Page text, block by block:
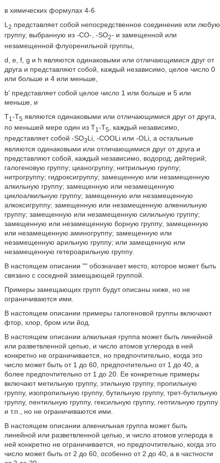
в химических формулах 4-6
L 2 представляет собой непосредственное соединение или любую
группу, выбранную из -СО-, -SО2- и замещенной или
незамещенной флуоренильной группы,
d, e, f, g и h являются одинаковыми или отличающимися друг от
друга и представляют собой, каждый независимо, целое число 0
или больше и 4 или меньше,
b' представляет собой целое число 1 или больше и 5 или
меньше, и
Т1 -Т5 являются одинаковыми или отличающимися друг от друга,
по меньшей мере один из Т1 -Т5
, каждый независимо,
представляет собой -SО3Li, -СООLi или -ОLi, а остальные
являются одинаковыми или отличающимися друг от друга и
представляют собой, каждый независимо, водород; дейтерий;
галогеновую группу; цианогруппу; нитрильную группу;
нитрогруппу; гидроксигруппу; замещенную или незамещенную
алкильную группу; замещенную или незамещенную
циклоалкильную группу; замещенную или незамещенную
алкоксигруппу; замещенную или незамещенную алкенильную
группу; замещенную или незамещенную силильную группу;
замещенную или незамещенную борную группу; замещенную
или незамещенную аминогруппу; замещенную или
незамещенную арильную группу; или замещенную или
незамещенную гетероарильную группу.
В настоящем описании "" обозначает место, которое может быть
связано с соседней замещающей группой.
Примеры замещающих групп будут описаны ниже, но не
ограничиваются ими.
В настоящем описании примеры галогеновой группы включают
фтор, хлор, бром или йод.
В настоящем описании алкильная группа может быть линейной
или разветвленной цепью, и число атомов углерода в ней
конкретно не ограничивается, но предпочтительно, когда это
число может быть от 1 до 60, предпочтительно от 1 до 40, а
более предпочтительно от 1 до 20. Ее конкретные примеры
включают метильную группу, этильную группу, пропильную
группу, изопропильную группу, бутильную группу, трет-бутильную
группу, пентильную группу, гексильную группу, гептильную группу
и т.п., но не ограничиваются ими.
В настоящем описании алкенильная группа может быть
линейной или разветвленной цепью, и число атомов углерода в
ней конкретно не ограничивается, но предпочтительно, когда это
число может быть от 2 до 60, особенно от 2 до 40, а в частности